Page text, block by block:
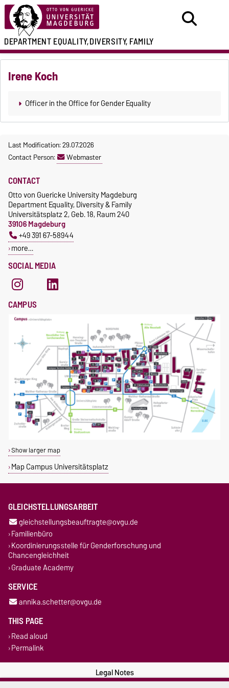
DEPARTMENTEQUALITY,DIVERSITY, FAMILY
Irene Koch
Officer in the Office for Gender Equality
Last Modification: 29.07.2026
Contact Person:
Webmaster
SOCIAL MEDIA
CONTACT
Otto von Guericke University Magdeburg
Department Equality, Diversity & Family
Universitätsplatz 2, Geb. 18, Raum 240
39106 Magdeburg
+49 391 67-58944
more…
CAMPUS
Show larger map
Map Campus Universitätsplatz
GLEICHSTELLUNGSARBEIT
gleichstellungsbeauftragte@ovgu.de
Familienbüro
Koordinierungsstelle für Genderforschung und
Chancengleichheit
Graduate Academy
SERVICE
annika.schetter@ovgu.de
THIS PAGE
Read aloud
Permalink
Legal Notes